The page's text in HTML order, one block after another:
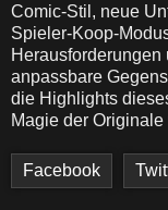
Comic-Stil, neue
Spieler-Koop-
anpassbare
die Highlights
Magie der
Facebook